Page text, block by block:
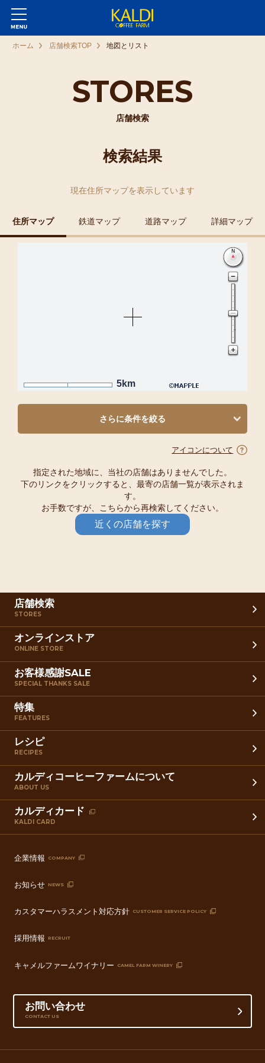
STORES
店舗検索
ホーム 店舗検索TOP 地図とリスト
検索結果
現在住所マップを表示しています
住所マップ 鉄道マップ 道路マップ 詳細マップ
5km
さらに条件を絞る
アイコンについて
指定された地域に、当社の店舗はありませんでした。
下のリンクをクリックすると、最寄の店舗一覧が表示されま
す。
お手数ですが、こちらから再検索してください。
近くの店舗を探す
店舗検索
STORES
オンラインストア
ONLINE STORE
お客様感謝SALE
SPECIAL THANKS SALE
特集
FEATURES
レシピ
RECIPES
カルディコーヒーファームについて
ABOUT US
カルディカード
KALDI CARD
企業情報 COMPANY
お知らせ NEWS
カスタマーハラスメント対応方針 CUSTOMER SERVICE POLICY
採用情報 RECRUIT
キャメルファームワイナリー CAMEL FARM WINERY
お問い合わせ
CONTACT US